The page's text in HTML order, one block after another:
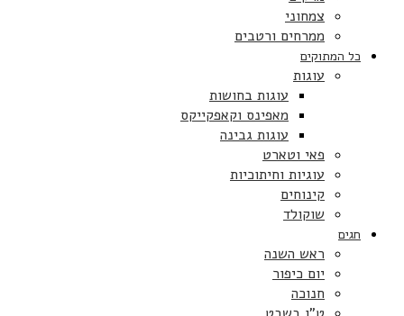
צמחוני
ממרחים ורטבים
כל המתוקים
עוגות
עוגות בחושות
מאפינס וקאפקייקס
עוגות גבינה
פאי וטארט
עוגיות וחיתוכיות
קינוחים
שוקולד
חגים
ראש השנה
יום כיפור
חנוכה